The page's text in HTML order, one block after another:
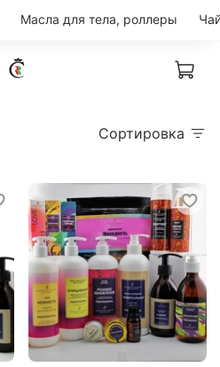
Масла для тела, роллеры
Сортировка